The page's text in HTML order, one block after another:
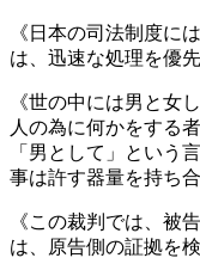
《日本の司法制度に
は、迅速な処理を優
《世の中には男と女
人の為に何かをする
「男として」という
事は許す器量を持ち
《この裁判では、被
は、原告側の証拠を